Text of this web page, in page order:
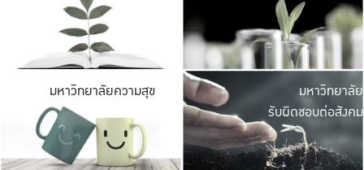
มีพื้นที่เขียวสดใส
เป็นป่าในเมือง เกษต
มหาวิทยาลัยความสุข มหาวิ
ค
เปิดประ
และพบเรื่องราวใ
มหาวิทยาลัย
รับผิดชอบต่อสังคม